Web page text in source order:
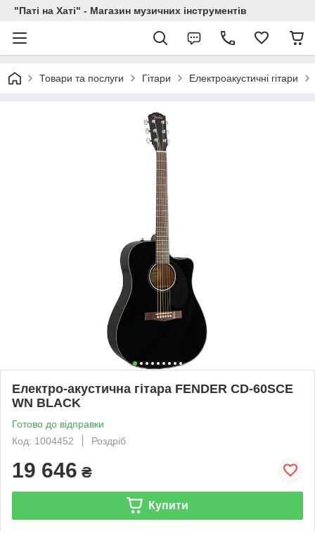
"Паті на Хаті" - Магазин музичних інструментів
Товари та послуги Гітари Електроакустичні гітари
Електро-акустична гітара FENDER CD-60SCE
WN BLACK
Готово до відправки
Код: 1004452
Роздріб
19 646 ₴
Купити